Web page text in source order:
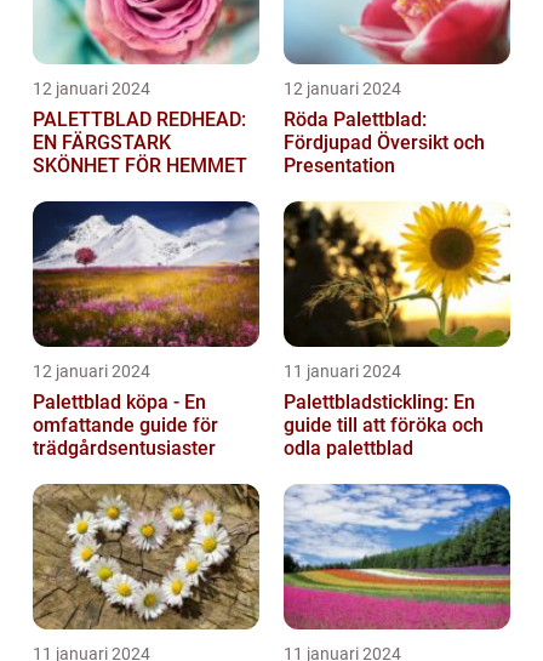
12 januari 2024
PALETTBLAD REDHEAD:
EN FÄRGSTARK
SKÖNHET FÖR HEMMET
12 januari 2024
Röda Palettblad:
Fördjupad Översikt och
Presentation
12 januari 2024
Palettblad köpa - En
omfattande guide för
trädgårdsentusiaster
11 januari 2024
Palettbladstickling: En
guide till att föröka och
odla palettblad
11 januari 2024 11 januari 2024